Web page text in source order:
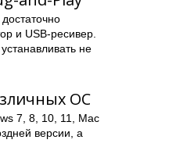
и USB-ресивер.
не
ОС
7, 8, 10, 11, Mac
версии, а